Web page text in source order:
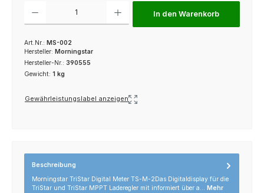
Produkt Anzahl: Gib den gewünschten Wert ein oder benutze die
In den Warenkorb
Art.Nr.: MS-002
Hersteller: Morningstar
Hersteller-Nr.: 390555
Gewicht: 1 kg
Gewährleistungslabel anzeigen
Beschreibung
Morningstar TriStar Digital Meter TS-M-2Das Digitaldisplay für die
TriStar und TriStar MPPT Laderegler mit informiert über a… Mehr